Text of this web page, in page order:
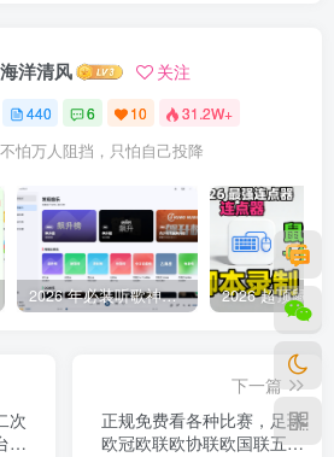
海洋清风 关注
440 6 10 31.2W+
不怕万人阻挡，只怕自己投降
2026 年必装听歌神器，免费听遍全网无损音质歌单
次
可
下一篇
正规免费看各种比赛，足球
欧冠欧联欧协联欧国联五大